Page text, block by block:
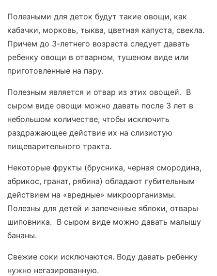
Полезными для деток будут такие овощи, как
кабачки, морковь, тыква, цветная капуста, свекла.
Причем до 3-летнего возраста следует давать
ребенку овощи в отварном, тушеном виде или
приготовленные на пару.
Полезным является и отвар из этих овощей. В
сыром виде овощи можно давать после 3 лет в
небольшом количестве, чтобы исключить
раздражающее действие их на слизистую
пищеварительного тракта.
Некоторые фрукты (брусника, черная смородина,
абрикос, гранат, рябина) обладают губительным
действием на «вредные» микроорганизмы.
Полезны для детей и запеченные яблоки, отвары
шиповника. В сыром виде можно давать малышу
бананы.
Свежие соки исключаются. Воду давать ребенку
нужно негазированную.